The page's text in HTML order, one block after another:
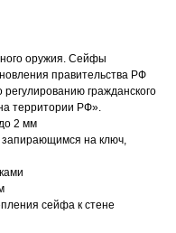
оружия. Сейфы
правительства РФ
гражданского
территории РФ».
2 мм
на ключ,
сейфа к стене